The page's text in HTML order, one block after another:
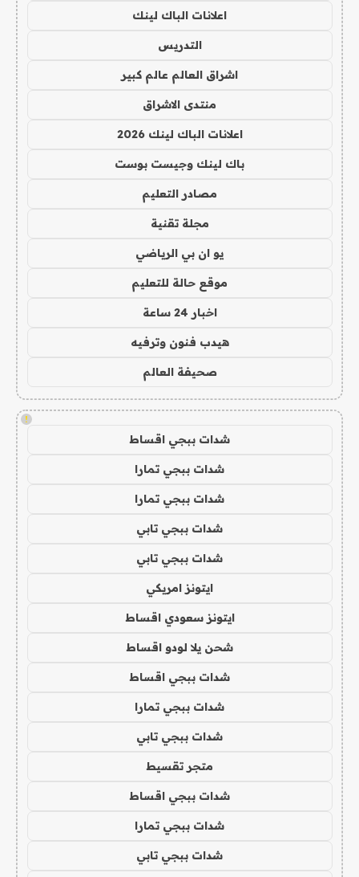
اعلانات الباك لينك
التدريس
اشراق العالم عالم كبير
منتدى الاشراق
اعلانات الباك لينك 2026
باك لينك وجيست بوست
مصادر التعليم
مجلة تقنية
يو ان بي الرياضي
موقع حالة للتعليم
اخبار 24 ساعة
هيدب فنون وترفيه
صحيفة العالم
!
شدات ببجي اقساط
شدات ببجي تمارا
شدات ببجي تمارا
شدات ببجي تابي
شدات ببجي تابي
ايتونز امريكي
ايتونز سعودي اقساط
شحن يلا لودو اقساط
شدات ببجي اقساط
شدات ببجي تمارا
شدات ببجي تابي
متجر تقسيط
شدات ببجي اقساط
شدات ببجي تمارا
شدات ببجي تابي